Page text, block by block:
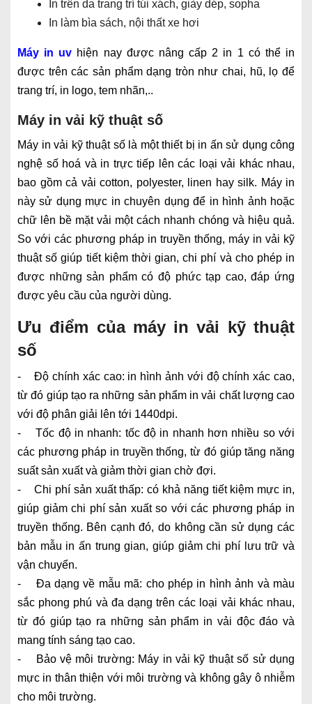
In trên da trang trí túi xách, giày dép, sopha
In làm bìa sách, nội thất xe hơi
Máy in uv hiện nay được nâng cấp 2 in 1 có thể in
được trên các sản phẩm dạng tròn như chai, hũ, lọ để
trang trí, in logo, tem nhãn,..
Máy in vải kỹ thuật số
Máy in vải kỹ thuật số là một thiết bị in ấn sử dụng công
nghệ số hoá và in trực tiếp lên các loại vải khác nhau,
bao gồm cả vải cotton, polyester, linen hay silk. Máy in
này sử dụng mực in chuyên dụng để in hình ảnh hoặc
chữ lên bề mặt vải một cách nhanh chóng và hiệu quả.
So với các phương pháp in truyền thống, máy in vải kỹ
thuật số giúp tiết kiệm thời gian, chi phí và cho phép in
được những sản phẩm có độ phức tạp cao, đáp ứng
được yêu cầu của người dùng.
Ưu điểm của máy in vải kỹ thuật
số
- Độ chính xác cao: in hình ảnh với độ chính xác cao,
từ đó giúp tạo ra những sản phẩm in vải chất lượng cao
với độ phân giải lên tới 1440dpi.
- Tốc độ in nhanh: tốc độ in nhanh hơn nhiều so với
các phương pháp in truyền thống, từ đó giúp tăng năng
suất sản xuất và giảm thời gian chờ đợi.
- Chi phí sản xuất thấp: có khả năng tiết kiệm mực in,
giúp giảm chi phí sản xuất so với các phương pháp in
truyền thống. Bên cạnh đó, do không cần sử dụng các
bản mẫu in ấn trung gian, giúp giảm chi phí lưu trữ và
vận chuyển.
- Đa dạng về mẫu mã: cho phép in hình ảnh và màu
sắc phong phú và đa dạng trên các loại vải khác nhau,
từ đó giúp tạo ra những sản phẩm in vải độc đáo và
mang tính sáng tạo cao.
- Bảo vệ môi trường: Máy in vải kỹ thuật số sử dụng
mực in thân thiện với môi trường và không gây ô nhiễm
cho môi trường.